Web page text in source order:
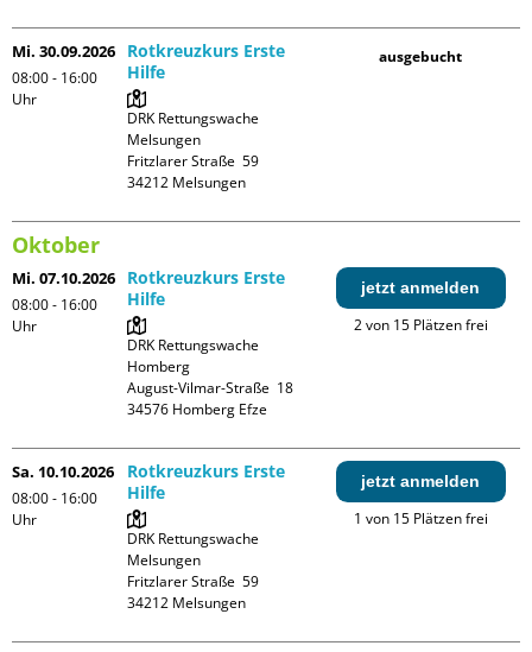
Mi. 30.09.2026
08:00 - 16:00
Uhr
Rotkreuzkurs Erste
Hilfe
DRK Rettungswache
Melsungen
Fritzlarer Straße  59
ausgebucht
Oktober
Mi. 07.10.2026
08:00 - 16:00
Uhr
Rotkreuzkurs Erste
Hilfe
DRK Rettungswache
Homberg
August-Vilmar-Straße  18
jetzt anmelden
2 von 15 Plätzen frei
Sa. 10.10.2026
08:00 - 16:00
Uhr
Rotkreuzkurs Erste
Hilfe
DRK Rettungswache
Melsungen
Fritzlarer Straße  59
jetzt anmelden
1 von 15 Plätzen frei